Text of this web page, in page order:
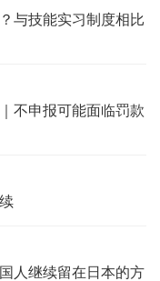
与技能实习制度相比
不申报可能面临罚款
人继续留在日本的方